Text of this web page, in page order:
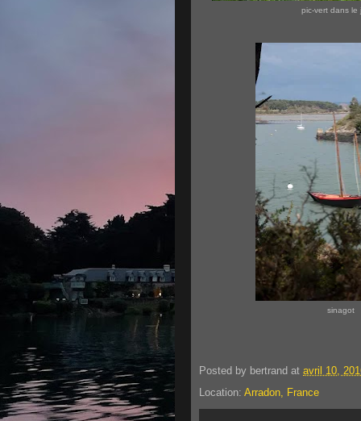
pic-vert dans le
sinagot
Posted by bertrand at avril 10,
Location: Arradon, France